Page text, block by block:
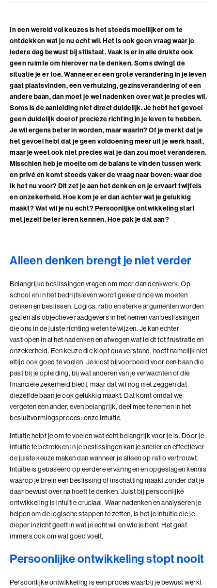
Communicatie
Invloed en verandermanagement
Leiderschap
Persoonlijke ontwikkeling
NIEUW
Leiderschap, Mens en Technologie
Verdiep je leiderschap in relatie tot technologie, AI
en strategie
Ontwikkel oordeelsvermogen in complexe
vraagstukken waar mens en technologie
samenkomen
richting geven aan een organisatiecontext die door
4 modules in 7 dagen
10+ jaar werkervaring
Alle trainingen
Authentiek Profileren
Authentiek Profileren (BaakBoost)
Beïnvloeden, Leiden, Positioneren
Coachend Leiderschap
Coachend Leiderschap (BaakBoost)
Communicatie met Impact
De Essentie
De Informele Leider
De Informele Leider (BaakBoost)
De Zelfbewuste Leider
Professionals
Professionele vaardigheden
Teams
Stevige basis voor leiderschap
Verdiepend leiderschap
Cultuur en leiderschapsontwikkeling
Maatschappelijke impact
Benieuwd wat we voor jouw organisatie
kunnen betekenen?
Plan eenvoudig een vrijblijvend adviesgesprek in en dan
verkennen we samen de mogelijkheden die passen bij
jouw vraag of organisatie.
Adviesgesprek Incompany
Executive Coaching
Loopbaancoaching
Keuzes maken: Reflact-now
Coach opleidingen
Coach Practitioner
De Teamcoach
Informatiebijeenkomst
Locaties
Onze mensen
Positieve impact
Leerfilosofie
Werken bij
Wij zoeken collega's
Kom jij ons team versterken?
Bekijk onze vacatures
Veelgestelde vragen
Pers of samenwerkingen
Onze locaties
In een wereld vol keuzes is het steeds moeilijker om te
ontdekken wat je nu echt wil. Het is ook geen vraag waar je
iedere dag bewust bij stilstaat. Vaak is er in alle drukte ook
geen ruimte om hierover na te denken. Soms dwingt de
situatie je er toe. Wanneer er een grote verandering in je leven
gaat plaatsvinden, een verhuizing, gezinsverandering of een
andere baan, dan moet je wel nadenken over wat je precies wil.
Soms is de aanleiding niet direct duidelijk. Je hebt het gevoel
geen duidelijk doel of precieze richting in je leven te hebben.
Je wil ergens beter in worden, maar waarin? Of je merkt dat je
het gevoel hebt dat je geen voldoening meer uit je werk haalt,
maar je weet ook niet precies wat je dan zou moet veranderen.
Misschien heb je moeite om de balans te vinden tussen werk
en privé en komt steeds vaker de vraag naar boven: waar doe
ik het nu voor? Dit zet je aan het denken en je ervaart twijfels
en onzekerheid. Hoe kom je er dan achter wat je gelukkig
maakt? Wat wil je nu echt? Persoonlijke ontwikkeling start
met jezelf beter leren kennen. Hoe pak je dat aan?
Alleen denken brengt je niet verder
Belangrijke beslissingen vragen om meer dan denkwerk. Op
school en in het bedrijfsleven wordt geleerd hoe we moeten
denken en beslissen. Logica, ratio en sterke argumenten worden
gezien als objectieve raadgevers in het nemen van beslissingen
die ons in de juiste richting weten te wijzen. Je kan echter
vastlopen in al het nadenken en afwegen wat leidt tot frustratie en
onzekerheid. Een keuze die klopt qua verstand, hoeft namelijk niet
altijd ook goed te voelen. Je kiest bijvoorbeeld voor een baan die
past bij je opleiding, bij wat anderen van je verwachten of die
financiële zekerheid biedt, maar dat wil nog niet zeggen dat
diezelfde baan je ook gelukkig maakt. Dat komt omdat we
vergeten een ander, even belangrijk, deel mee te nemen in het
besluitvormingsproces: onze intuïtie.
Intuïtie helpt je om te voelen wat echt belangrijk voor je is. Door je
intuïtie te betrekken in je beslissingen kan je sneller en effectiever
de juiste keuze maken dan wanneer je alleen op ratio vertrouwt.
Intuïtie is gebaseerd op eerdere ervaringen en opgeslagen kennis
waarop je brein een beslissing of inschatting maakt zonder dat je
daar bewust over na hoeft te denken. Juist bij persoonlijke
ontwikkeling is intuïtie cruciaal. Waar nadenken en analyseren je
helpen om de logische stappen te zetten, is het je intuïtie die je
dieper inzicht geeft in wat je echt wil en wie je bent. Het gaat
immers ook om wat goed voelt.
Persoonlijke ontwikkeling stopt nooit
Persoonlijke ontwikkeling is een proces waarbij je bewust werkt